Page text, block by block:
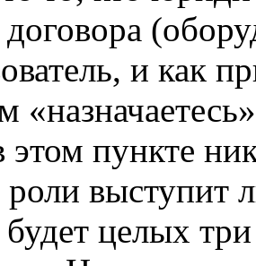
и как
этом пункте
выступит
целых